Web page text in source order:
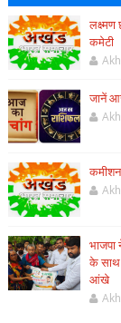
कमेटी
जानें
कमीशन
भाजपा
के साथ
आंखे